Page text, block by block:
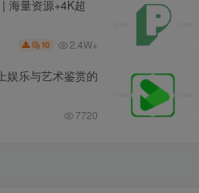
海量资源+4K超
10 2.4W+
娱乐与艺术鉴赏的
7720